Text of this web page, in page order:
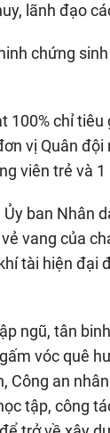
lãnh đạo
chứng
100% chỉ
vị Quân
viên trẻ và
ban Nhân
vang của
tài hiện đại
ngũ, tân
vóc quê
Công an
tập, công